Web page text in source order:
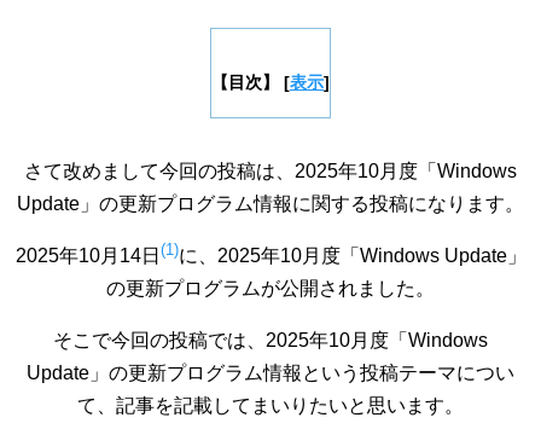
【目次】 [表示]
さて改めまして今回の投稿は、2025年10月度「Windows
Update」の更新プログラム情報に関する投稿になります。
2025年10月14日 (1)に、2025年10月度「Windows Update」
の更新プログラムが公開されました。
そこで今回の投稿では、2025年10月度「Windows
Update」の更新プログラム情報という投稿テーマについ
て、記事を記載してまいりたいと思います。